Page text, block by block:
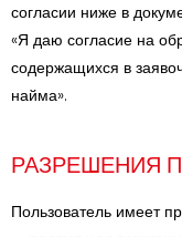
согласии ниже в
«Я даю согласие на
содержащихся в
найма».
РАЗРЕШЕНИЯ
Пользователь имеет